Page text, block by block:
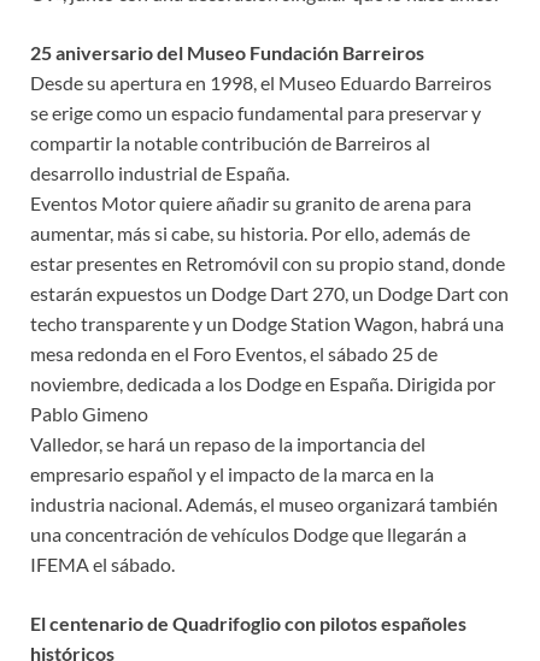
25 aniversario del Museo Fundación Barreiros
Desde su apertura en 1998, el Museo Eduardo Barreiros
se erige como un espacio fundamental para preservar y
compartir la notable contribución de Barreiros al
desarrollo industrial de España.
Eventos Motor quiere añadir su granito de arena para
aumentar, más si cabe, su historia. Por ello, además de
estar presentes en Retromóvil con su propio stand, donde
estarán expuestos un Dodge Dart 270, un Dodge Dart con
techo transparente y un Dodge Station Wagon, habrá una
mesa redonda en el Foro Eventos, el sábado 25 de
noviembre, dedicada a los Dodge en España. Dirigida por
Pablo Gimeno
Valledor, se hará un repaso de la importancia del
empresario español y el impacto de la marca en la
industria nacional. Además, el museo organizará también
una concentración de vehículos Dodge que llegarán a
IFEMA el sábado.
El centenario de Quadrifoglio con pilotos españoles
históricos